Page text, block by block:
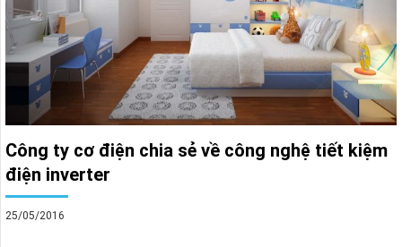
Công ty cơ điện chia sẻ về công nghệ tiết kiệm
điện inverter
25/05/2016